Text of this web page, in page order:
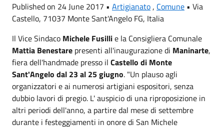
Published on 24 June 2017 • Artigianato, Comune • Via
Castello, 71037 Monte Sant'Angelo FG, Italia
Il Vice Sindaco Michele Fusillie la Consigliera Comunale
Mattia Benestare presenti all'inaugurazione di Maninarte,
fiera dell'handmade presso il Castello di Monte
Sant'Angelo dal 23 al 25 giugno. "Un plauso agli
organizzatori e ai numerosi artigiani espositori, senza
dubbio lavori di pregio. L' auspicio di una riproposizione in
altri periodi dell'anno, a partire dal mese di settembre
durante i festeggiamenti in onore di San Michele